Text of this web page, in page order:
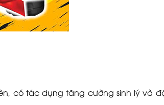
có tác dụng tăng cường sinh lý và